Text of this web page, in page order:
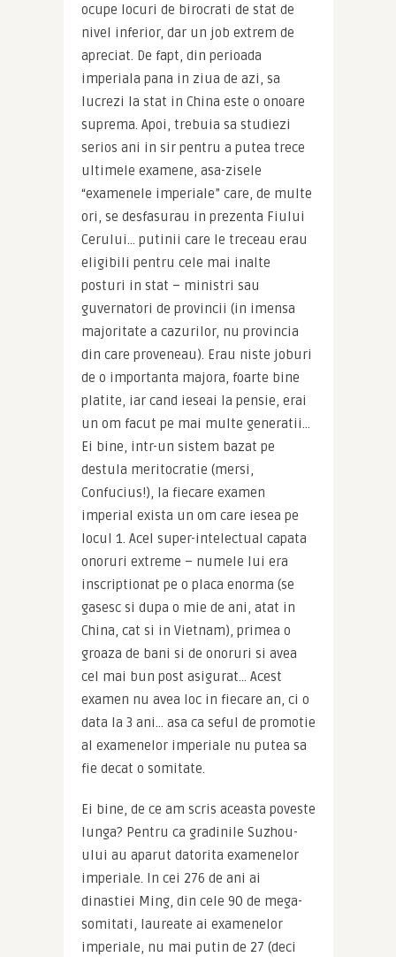
ocupe locuri de birocrati de stat de
nivel inferior, dar un job extrem de
apreciat. De fapt, din perioada
imperiala pana in ziua de azi, sa
lucrezi la stat in China este o onoare
suprema. Apoi, trebuia sa studiezi
serios ani in sir pentru a putea trece
ultimele examene, asa-zisele
“examenele imperiale” care, de multe
ori, se desfasurau in prezenta Fiului
Cerului… putinii care le treceau erau
eligibili pentru cele mai inalte
posturi in stat – ministri sau
guvernatori de provincii (in imensa
majoritate a cazurilor, nu provincia
din care proveneau). Erau niste joburi
de o importanta majora, foarte bine
platite, iar cand ieseai la pensie, erai
un om facut pe mai multe generatii…
Ei bine, intr-un sistem bazat pe
destula meritocratie (mersi,
Confucius!), la fiecare examen
imperial exista un om care iesea pe
locul 1. Acel super-intelectual capata
onoruri extreme – numele lui era
inscriptionat pe o placa enorma (se
gasesc si dupa o mie de ani, atat in
China, cat si in Vietnam), primea o
groaza de bani si de onoruri si avea
cel mai bun post asigurat… Acest
examen nu avea loc in fiecare an, ci o
data la 3 ani… asa ca seful de promotie
al examenelor imperiale nu putea sa
fie decat o somitate.
Ei bine, de ce am scris aceasta poveste
lunga? Pentru ca gradinile Suzhou-
ului au aparut datorita examenelor
imperiale. In cei 276 de ani ai
dinastiei Ming, din cele 90 de mega-
somitati, laureate ai examenelor
imperiale, nu mai putin de 27 (deci